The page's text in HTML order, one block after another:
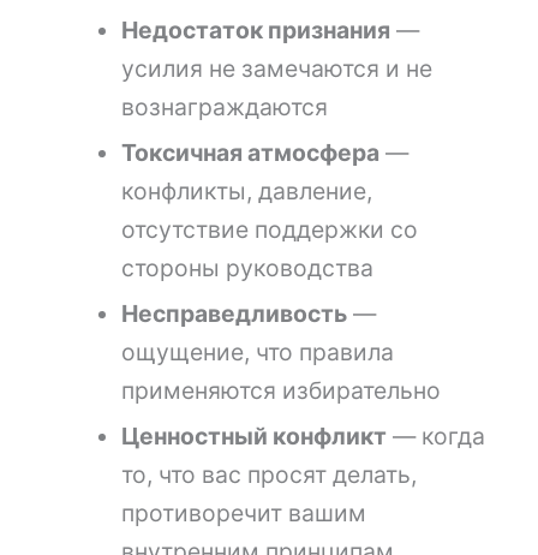
Недостаток признания —
усилия не замечаются и не
вознаграждаются
Токсичная атмосфера —
конфликты, давление,
отсутствие поддержки со
стороны руководства
Несправедливость—
ощущение, что правила
применяются избирательно
Ценностный конфликт — когда
то, что вас просят делать,
противоречит вашим